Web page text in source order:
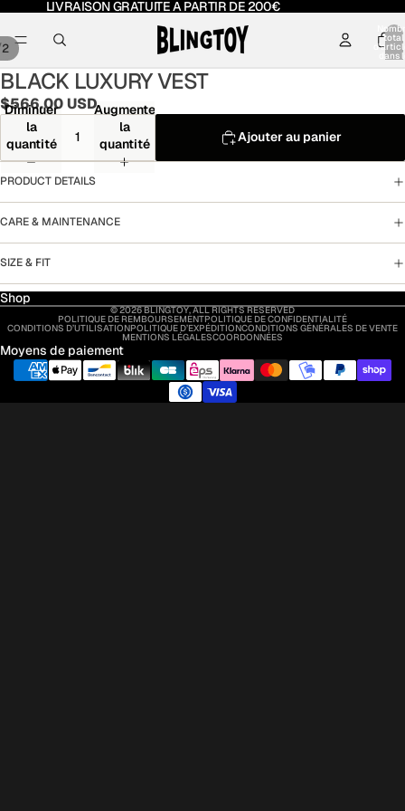
LIVRAISON GRATUITE A PARTIR DE 200€
total
dans
2
BLACK LUXURY VEST
$566.00 USD
Diminuer
la
quantité
Augmenter
la
quantité
Ajouter au panier
PRODUCT DETAILS
CARE & MAINTENANCE
SIZE & FIT
Shop
© 2026BLINGTOY,ALL RIGHTS RESERVED
POLITIQUE DE REMBOURSEMENTPOLITIQUE DE CONFIDENTIALITÉ
CONDITIONS D’UTILISATIONPOLITIQUE D’EXPÉDITIONCONDITIONS GÉNÉRALES DE VENTE
MENTIONS LÉGALESCOORDONNÉES
Moyens de paiement